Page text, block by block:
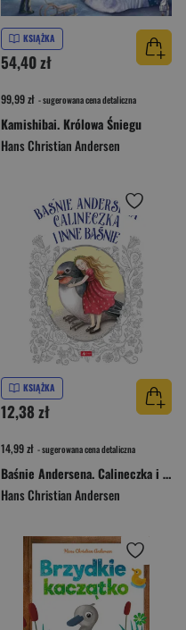
KSIĄŻKA
54,40 zł
99,99 zł - sugerowana cena detaliczna
Kamishibai. Królowa Śniegu
Hans Christian Andersen
KSIĄŻKA
12,38 zł
14,99 zł - sugerowana cena detaliczna
Baśnie Andersena. Calineczka i inne baśnie
Hans Christian Andersen